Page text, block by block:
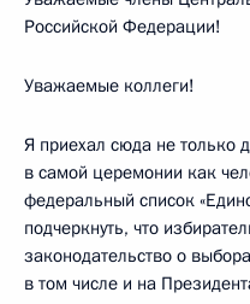
Российской Федерации!
Уважаемые коллеги!
Я приехал сюда не только
в самой церемонии как
федеральный список
подчеркнуть, что
законодательство о
в том числе и на